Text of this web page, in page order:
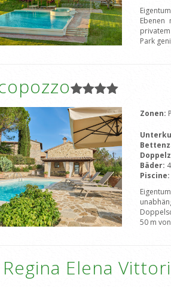
Park
Zonen:
Bäder: 4
Piscine:
50 m
Elena